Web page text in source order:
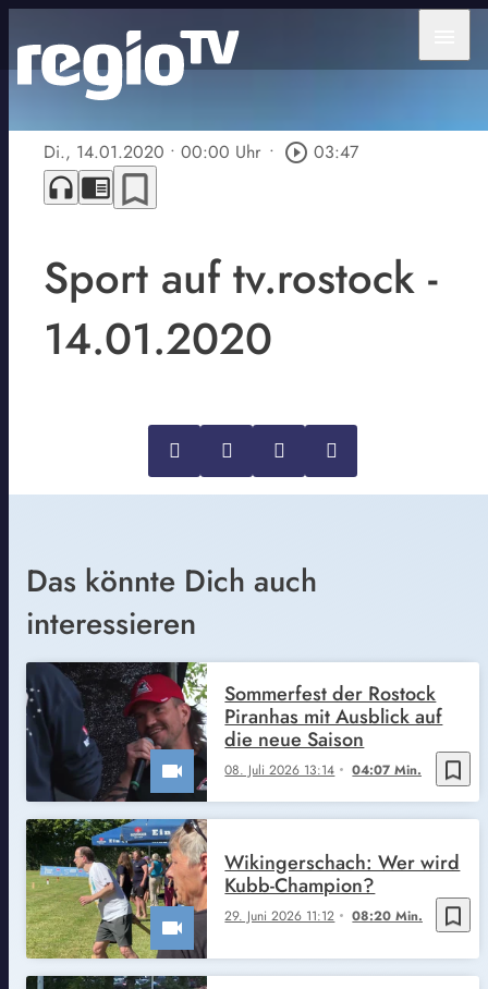
Di., 14.01.2020 • 00:00 Uhr • play_circle_outline 03:47
headphones chrome_reader_mode bookmark_border
Sport auf tv.rostock -
14.01.2020
Das könnte Dich auch
interessieren
bookmark_border
08. Juli 2026 13:14 04:07 Min.
Sommerfest der Rostock
Piranhas mit Ausblick auf
die neue Saison
bookmark_border
29. Juni 2026 11:12 08:20 Min.
Wikingerschach: Wer wird
Kubb-Champion?